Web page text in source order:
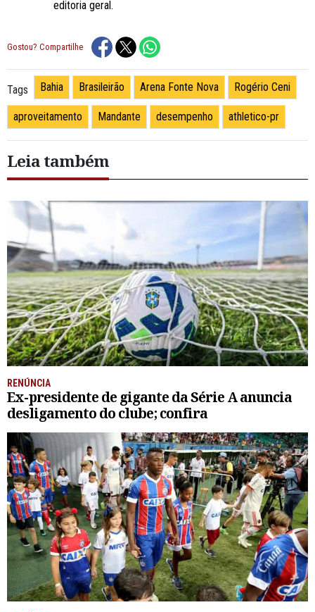
editoria geral.
Gostou? Compartilhe
Tags Bahia Brasileirão Arena Fonte Nova Rogério Ceni
aproveitamento Mandante desempenho athletico-pr
Leia também
RENÚNCIA
Ex-presidente de gigante da Série A anuncia
desligamento do clube; confira